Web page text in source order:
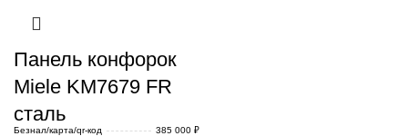
Панель конфорок
Miele KM7679 FR
сталь
Безнал/карта/qr-код
385 000 ₽